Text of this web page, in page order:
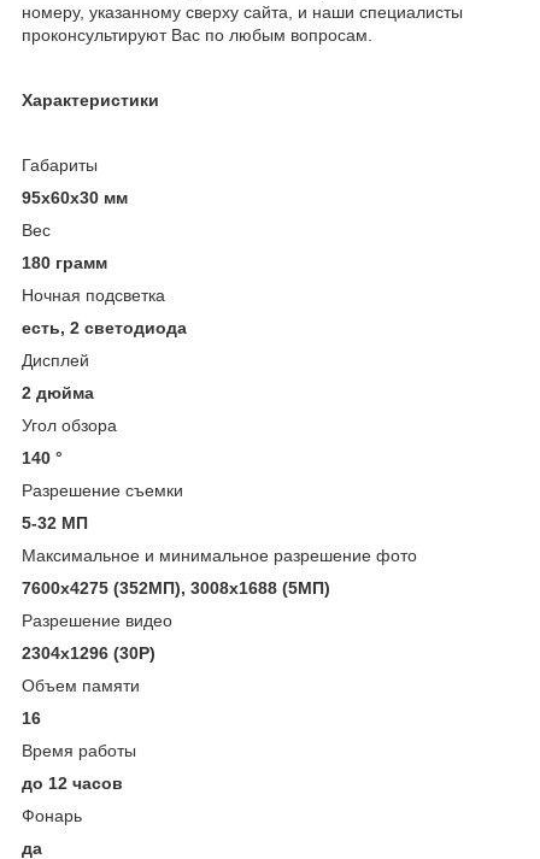
номеру, указанному сверху сайта, и наши специалисты
проконсультируют Вас по любым вопросам.
Характеристики
Габариты
95х60х30 мм
Вес
180 грамм
Ночная подсветка
есть, 2 светодиода
Дисплей
2 дюйма
Угол обзора
140 °
Разрешение съемки
5-32 МП
Максимальное и минимальное разрешение фото
7600х4275 (352МП), 3008х1688 (5МП)
Разрешение видео
2304х1296 (30P)
Объем памяти
16
Время работы
до 12 часов
Фонарь
да